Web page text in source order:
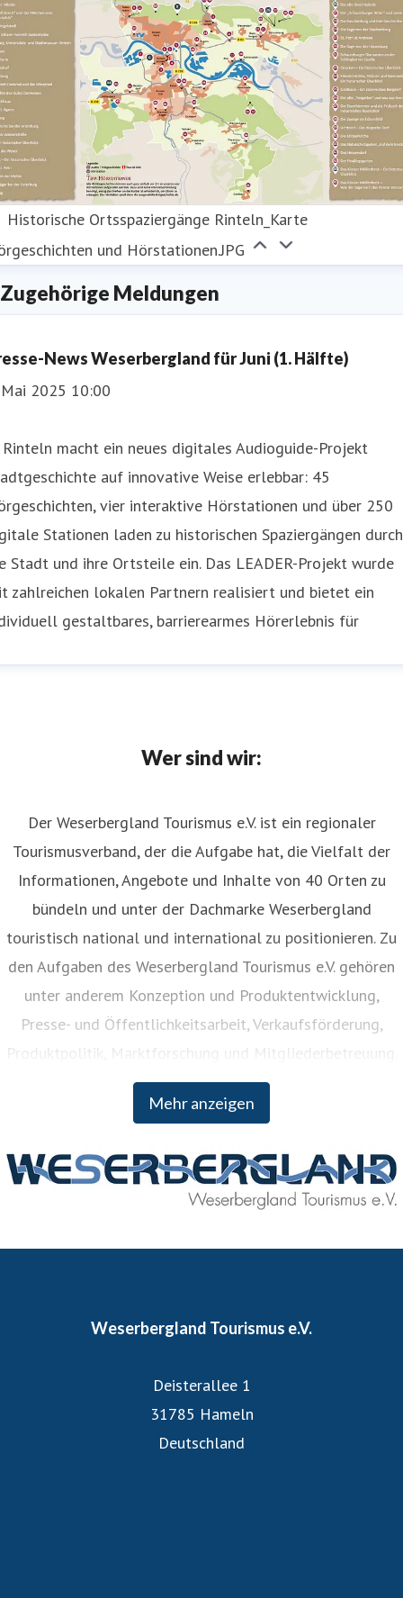
Historische Ortsspaziergänge Rinteln_Karte
und Hörstationen.JPG
Zugehörige Meldungen
News Weserbergland für Juni (1. Hälfte)
2025 10:00
macht ein neues digitales Audioguide-Projekt
auf innovative Weise erlebbar: 45
vier interaktive Hörstationen und über 250
Stationen laden zu historischen Spaziergängen durch
Stadt und ihre Ortsteile ein. Das LEADER-Projekt wurde
zahlreichen lokalen Partnern realisiert und bietet ein
gestaltbares, barrierearmes Hörerlebnis für
Wer sind wir:
Mehr anzeigen
Der Weserbergland Tourismus e.V. ist ein regionaler
Tourismusverband, der die Aufgabe hat, die Vielfalt der
Informationen, Angebote und Inhalte von 40 Orten zu
bündeln und unter der Dachmarke Weserbergland
touristisch national und international zu positionieren. Zu
den Aufgaben des Weserbergland Tourismus e.V. gehören
unter anderem Konzeption und Produktentwicklung,
Presse- und Öffentlichkeitsarbeit, Verkaufsförderung,
Produktpolitik, Marktforschung und Mitgliederbetreuung.
Der Weserbergland Tourismus e.V. wurde bereits 1902
gegründet und Mitglieder sind neben den vier Landkreisen
unter anderem verschiedene Städte und Gemeinden,
Heilbäder sowie sonstige Mitglieder zwischen Hann.
Weserbergland Tourismus e.V.
Deisterallee 1
31785 Hameln
Deutschland